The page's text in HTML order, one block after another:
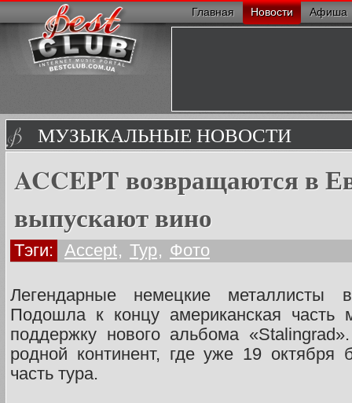
Главная Новости Афиша
МУЗЫКАЛЬНЫЕ НОВОСТИ
ACCEPT возвращаются в
выпускают вино
Тэги: Accept, Тур, Фото
Легендарные немецкие металлисты
Подошла к концу американская часть
поддержку нового альбома
родной континент, где уже 19 октября
часть тура.